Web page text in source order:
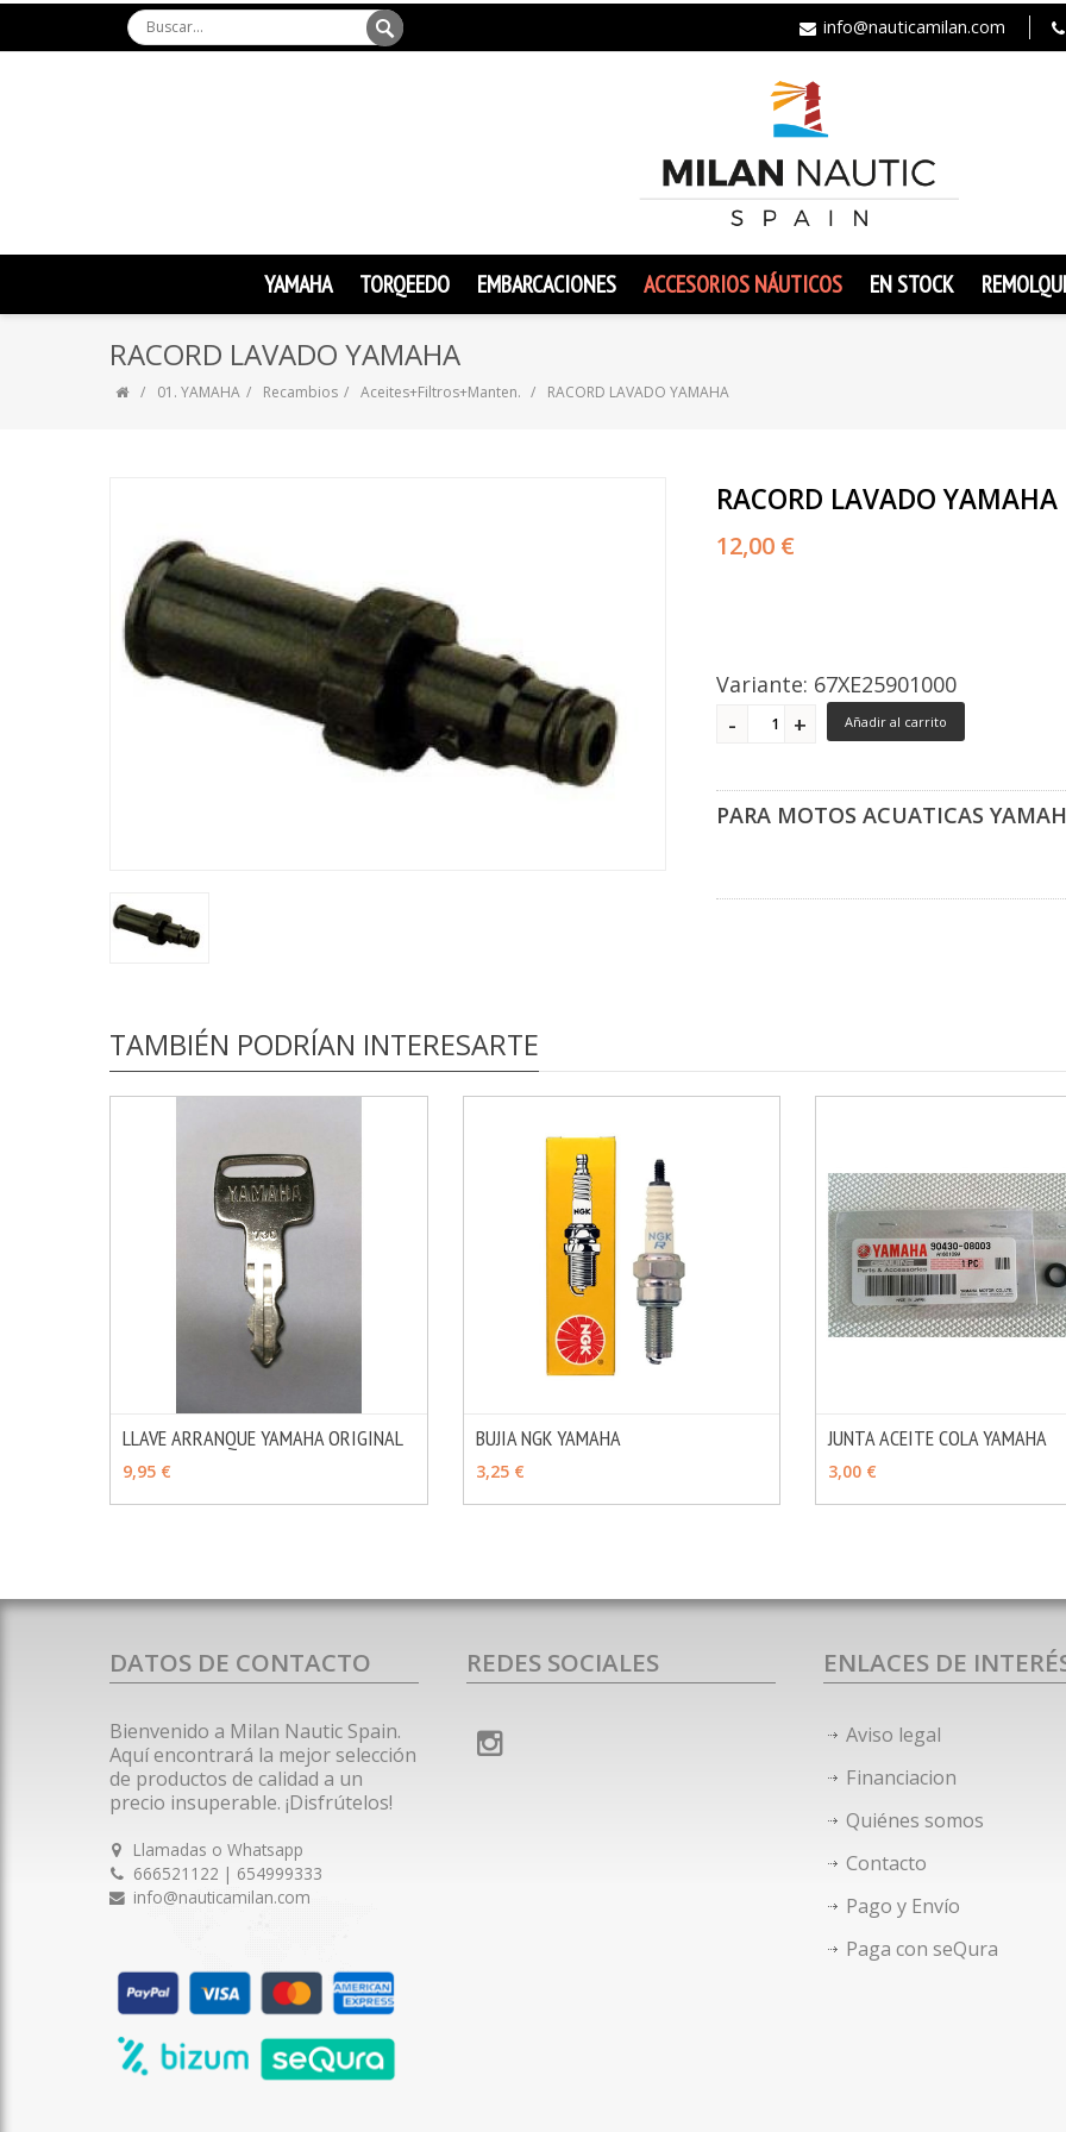
info@nauticamilan.com
YAMAHA TORQEEDO EMBARCACIONES ACCESORIOS NÁUTICOS EN STOCK
RACORD LAVADO YAMAHA
01. YAMAHA Recambios Aceites+Filtros+Manten. RACORD LAVADO YAMAHA
RACORD LAVADO YAMAHA
12,00 €
Variante: 67XE25901000
Añadir al carrito
PARA MOTOS ACUATICAS
TAMBIÉN PODRÍAN INTERESARTE
LLAVE ARRANQUE YAMAHA ORIGINAL
9,95 €
BUJIA NGK YAMAHA
3,25 €
JUNTA ACEITE COLA YAMAHA
3,00 €
DATOS DE CONTACTO
Bienvenido a Milan Nautic Spain.
Aquí encontrará la mejor selección
de productos de calidad a un
precio insuperable. ¡Disfrútelos!
Llamadas o Whatsapp
666521122 | 654999333
info@nauticamilan.com
REDES SOCIALES ENLACES DE
Aviso legal
Financiacion
Quiénes somos
Contacto
Pago y Envío
Paga con seQura